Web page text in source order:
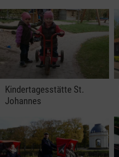
Kindertagesstätte St.
Johannes